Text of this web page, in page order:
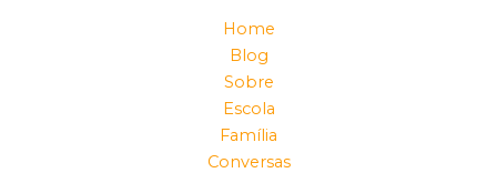
Home
Blog
Sobre
Escola
Família
Conversas